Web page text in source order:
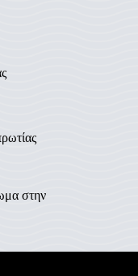
στην